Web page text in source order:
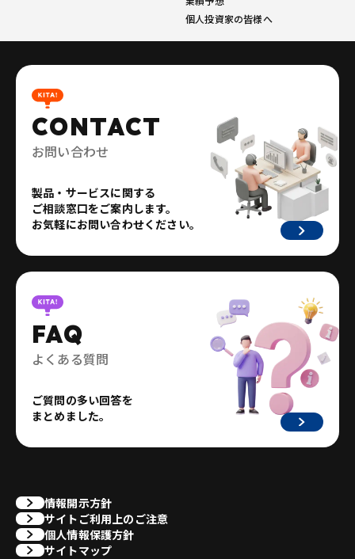
個人投資家の皆様へ
CONTACT
お問い合わせ
製品・サービスに関する
ご相談窓口をご案内します。
お気軽にお問い合わせください。
FAQ
よくある質問
ご質問の多い回答を
まとめました。
情報開示方針
サイトご利用上のご注意
個人情報保護方針
サイトマップ